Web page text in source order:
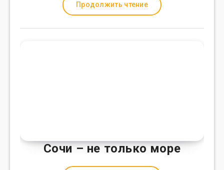
Продолжить чтение
Сочи – не только море